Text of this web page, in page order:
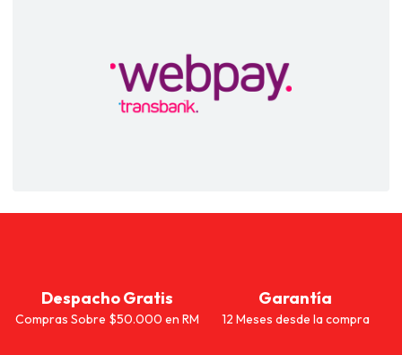
Despacho Gratis
Compras Sobre $50.000 en RM
Garantía
12 Meses desde la compra